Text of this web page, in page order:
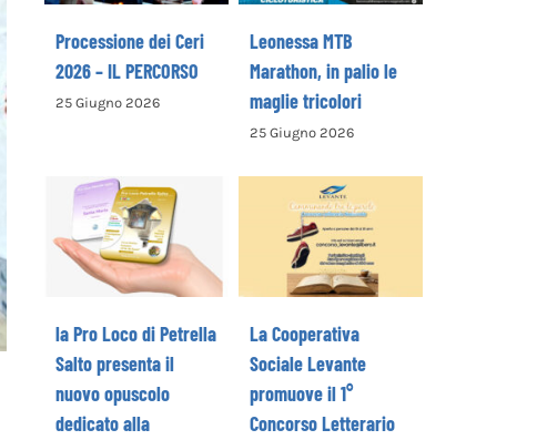
Processione dei Ceri
2026 – IL PERCORSO
25 Giugno 2026
Leonessa MTB
Marathon, in palio le
maglie tricolori
25 Giugno 2026
Petrella Salto
presenta il
nuovo opuscolo
dedicato alla
valorizzazione
del territorio
la Pro Loco di Petrella
Salto presenta il
nuovo opuscolo
dedicato alla
La Cooperativa
Sociale Levante
promuove il 1°
Concorso
Letterario
Nazionale
“Camminando tra
le parole” –
COME ISCRIVERSI
La Cooperativa
Sociale Levante
promuove il 1°
Concorso Letterario